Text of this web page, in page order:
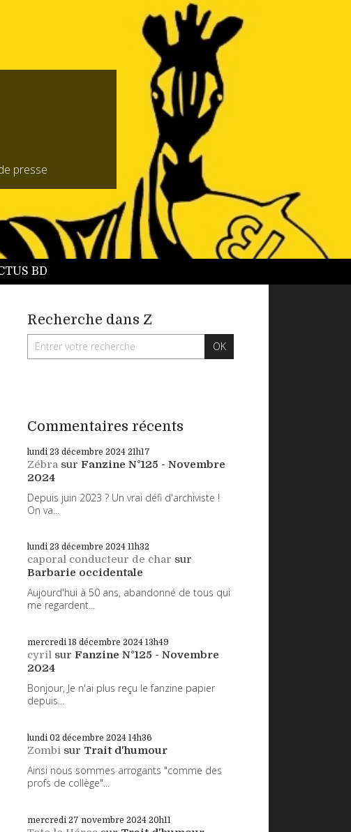
presse
BD
Recherche dans Z
Commentaires récents
lundi 23 décembre 2024 21h17
Zébra sur Fanzine N°125 - Novembre
2024
Depuis juin 2023 ? Un vrai défi d'archiviste !
On va...
lundi 23 décembre 2024 11h32
caporal conducteur de char sur
Barbarie occidentale
Aujourd'hui à 50 ans, abandonné de tous qui
me regardent...
mercredi 18 décembre 2024 13h49
cyril sur Fanzine N°125 - Novembre
2024
Bonjour, Je n'ai plus reçu le fanzine papier
depuis...
lundi 02 décembre 2024 14h36
Zombi sur Trait d'humour
Ainsi nous sommes arrogants "comme des
profs de collège"...
mercredi 27 novembre 2024 20h11